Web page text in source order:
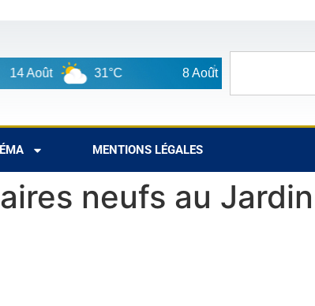
31°C 30°C
MENTIONS LÉGALES
neufs au Jardin